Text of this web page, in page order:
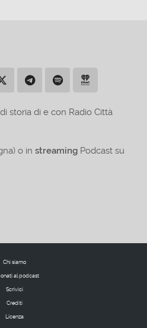
storia di e con Radio Città
o instreaming Podcast su
Chi siamo
al podcast
Scrivici
Crediti
Licenza